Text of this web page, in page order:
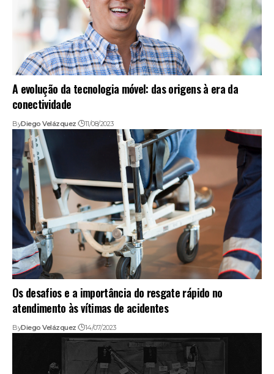
A evolução da tecnologia móvel: das origens à era da
conectividade
ByDiego Velázquez 11/08/2023
Os desafios e a importância do resgate rápido no
atendimento às vítimas de acidentes
ByDiego Velázquez 14/07/2023